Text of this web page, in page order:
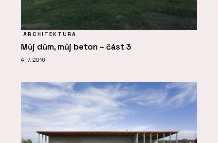
ARCHITEKTURA
Můj dům, můj beton – část 3
4. 7. 2016